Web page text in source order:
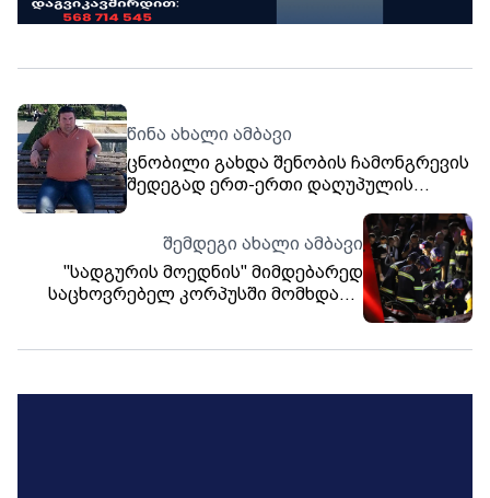
წინა ახალი ამბავი
ცნობილი გახდა შენობის ჩამონგრევის
შედეგად ერთ-ერთი დაღუპულის
ფიზიკური შრომით და წვალებით
ირჩენდა თავს“
შემდეგი ახალი ამბავი
"სადგურის მოედნის" მიმდებარედ
საცხოვრებელ კორპუსში მომხდარი